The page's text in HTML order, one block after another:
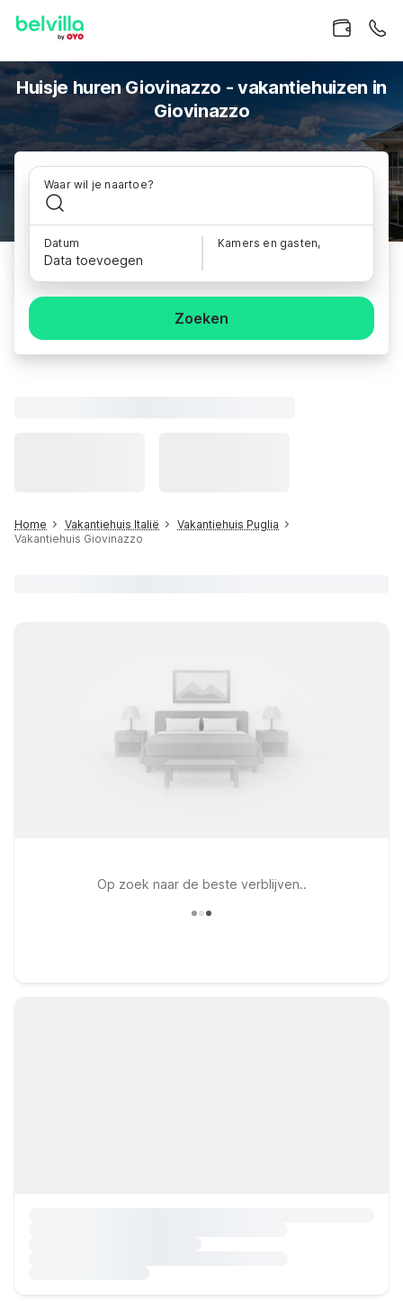
Huisje huren Giovinazzo - vakantiehuizen in
Giovinazzo
Waar wil je naartoe?
Datum
Data toevoegen
Kamers en gasten,
Zoeken
Home Vakantiehuis Italië
Vakantiehuis Puglia
Vakantiehuis Giovinazzo
Op zoek naar de beste verblijven..